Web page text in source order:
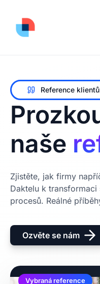
Reference klientů
naše
Zjistěte, jak firmy
Daktelu k
procesů. Reálné
Ozvěte se nám
Vybraná reference